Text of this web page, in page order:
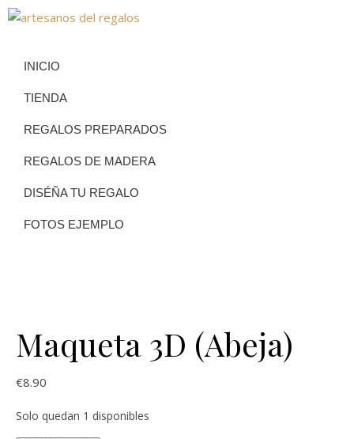
INICIO
TIENDA
REGALOS PREPARADOS
REGALOS DE MADERA
DISÉÑA TU REGALO
FOTOS EJEMPLO
Maqueta 3D (Abeja)
€8.90
Solo quedan 1 disponibles